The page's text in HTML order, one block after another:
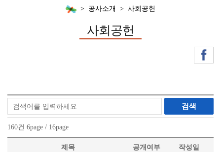
공사소개 사회공헌
사회공헌
검색
160건 6page / 16page
제목 공개여부 작성일